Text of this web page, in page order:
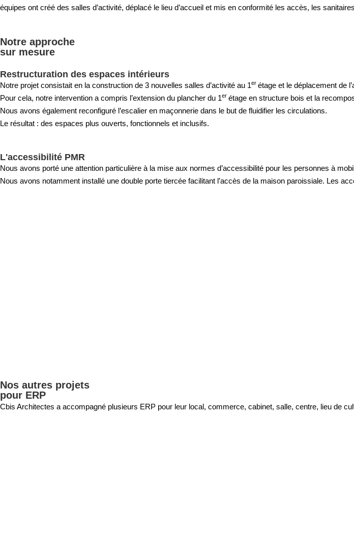
équipes ont créé des salles d’activité, déplacé le lieu d’accueil et mis en conformité les accès, les
Notre approche
sur mesure
Restructuration des espaces intérieurs
Notre projet consistait en la construction de 3 nouvelles salles d’activité au 1er étage et le déplacement de
Pour cela, notre intervention a compris l’extension du plancher du 1er étage en structure bois et la
Nous avons également reconfiguré l’escalier en maçonnerie dans le but de fluidifier les circulations.
Le résultat : des espaces plus ouverts, fonctionnels et inclusifs.
L'accessibilité PMR
Nous avons porté une attention particulière à la mise aux normes d’accessibilité pour les personnes à
Nous avons notamment installé une double porte tiercée facilitant l’accès de la maison paroissiale. Les
Nos autres projets
pour ERP
Cbis Architectes a accompagné plusieurs ERP pour leur local, commerce, cabinet, salle, centre, lieu de